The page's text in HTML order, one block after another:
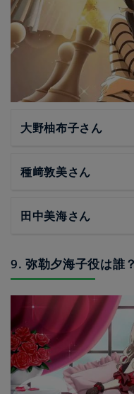
大野柚布子さん
種﨑敦美さん
田中美海さん
9. 弥勒夕海子役は誰？